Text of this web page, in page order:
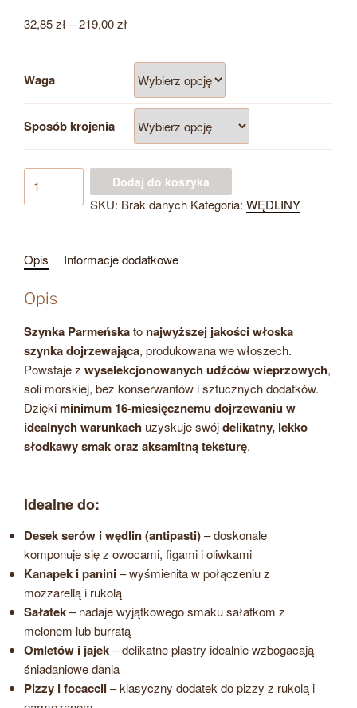
32,85zł –219,00zł
od
32,85 zł
do
219,00 zł
Waga
Sposób krojenia
Szynka
Dodaj do koszyka
SKU: Brak danych Kategoria: WĘDLINY
Opis Informacje dodatkowe
Opis
Szynka Parmeńskato najwyższej jakości włoska
szynka dojrzewająca, produkowana we włoszech.
Powstaje z wyselekcjonowanych udźców wieprzowych,
soli morskiej, bez konserwantów i sztucznych dodatków.
Dziękiminimum 16-miesięcznemu dojrzewaniu w
idealnych warunkach uzyskuje swójdelikatny, lekko
słodkawy smak oraz aksamitną teksturę.
Idealne do:
Desek serów i wędlin (antipasti)– doskonale
komponuje się z owocami, figami i oliwkami
Kanapek i panini– wyśmienita w połączeniu z
mozzarellą i rukolą
Sałatek– nadaje wyjątkowego smaku sałatkom z
melonem lub burratą
Omletów i jajek– delikatne plastry idealnie wzbogacają
śniadaniowe dania
Pizzy i focaccii– klasyczny dodatek do pizzy z rukolą i